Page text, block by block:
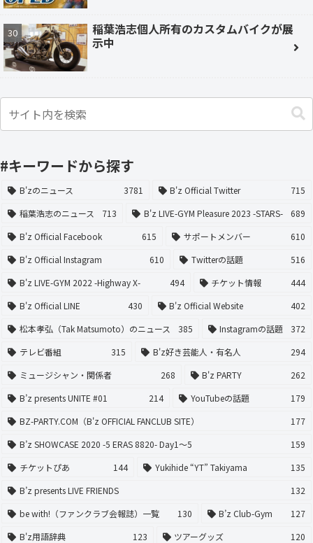
稲葉浩志個人所有のカスタムバイクが展
示中
#キーワードから探す
B'zのニュース 3781 B'z Official Twitter
715
稲葉浩志のニュース
713 B'z LIVE-GYM Pleasure 2023 -STARS-
689
B'z Official Facebook
615 サポートメンバー
610
B'z Official Instagram
610 Twitterの話題
516
B'z LIVE-GYM 2022 -Highway X-
494 チケット情報
444
B'z Official LINE
430 B'z Official Website
402
松本孝弘（Tak Matsumoto）のニュース
385 Instagramの話題
372
テレビ番組
315 B'z好き芸能人・有名人
294
ミュージシャン・関係者
268 B'z PARTY
262
B’z presents UNITE #01
214 YouTubeの話題
179
BZ-PARTY.COM（B'z OFFICIAL FANCLUB SITE）
177
B’z SHOWCASE 2020 -5 ERAS 8820- Day1〜5
159
チケットぴあ
144 Yukihide “YT” Takiyama
135
B’z presents LIVE FRIENDS
132
be with!（ファンクラブ会報誌）一覧
130 B’z Club-Gym
127
B'z用語辞典
123 ツアーグッズ
120